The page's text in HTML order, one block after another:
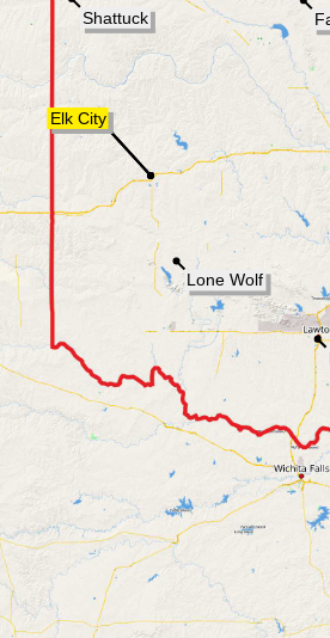
click here or on
klick hier oder auf
[max]